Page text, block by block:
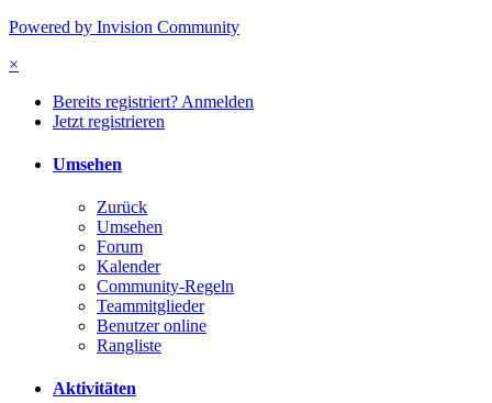
Powered by Invision Community
×
Bereits registriert? Anmelden
Jetzt registrieren
Umsehen
Zurück
Umsehen
Forum
Kalender
Community-Regeln
Teammitglieder
Benutzer online
Rangliste
Aktivitäten